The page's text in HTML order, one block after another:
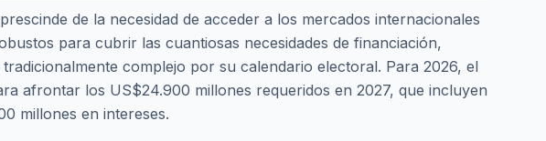
de la necesidad de acceder a los mercados internacionales
para cubrir las cuantiosas necesidades de financiación,
complejo por su calendario electoral. Para 2026, el
afrontar los US$24.900 millones requeridos en 2027, que incluyen
millones en intereses.